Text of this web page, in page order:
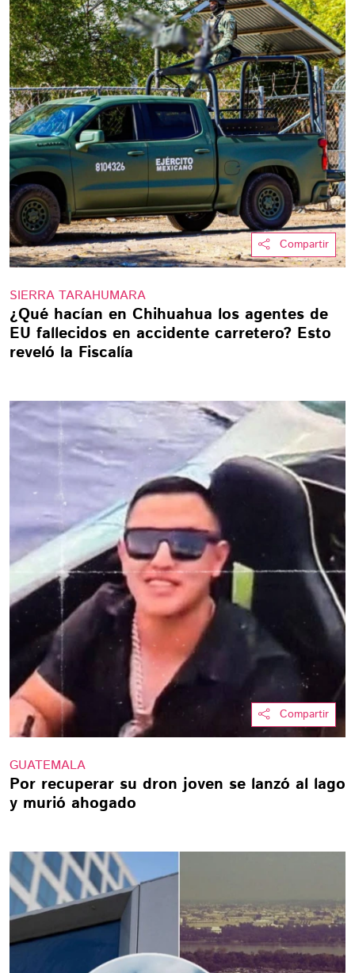
Compartir
SIERRA TARAHUMARA
¿Qué hacían en Chihuahua los agentes de
EU fallecidos en accidente carretero? Esto
reveló la Fiscalía
Compartir
GUATEMALA
Por recuperar su dron joven se lanzó al lago
y murió ahogado